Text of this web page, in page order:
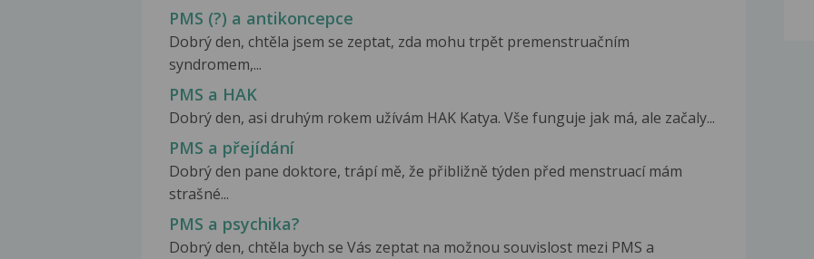
PMS (?) a antikoncepce
Dobrý den, chtěla jsem se zeptat, zda mohu trpět premenstruačním
syndromem,...
PMS a HAK
Dobrý den, asi druhým rokem užívám HAK Katya. Vše funguje jak má, ale začaly...
PMS a přejídání
Dobrý den pane doktore, trápí mě, že přibližně týden před menstruací mám
strašné...
PMS a psychika?
Dobrý den, chtěla bych se Vás zeptat na možnou souvislost mezi PMS a